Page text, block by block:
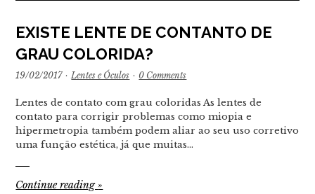
EXISTE LENTE DE CONTANTO DE
GRAU COLORIDA?
19/02/2017 · Lentes e Óculos · 0 Comments
Lentes de contato com grau coloridas As lentes de
contato para corrigir problemas como miopia e
hipermetropia também podem aliar ao seu uso corretivo
uma função estética, já que muitas…
Continue reading»